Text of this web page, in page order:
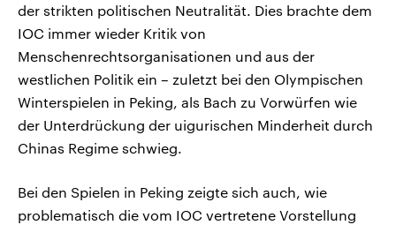
der strikten politischen Neutralität. Dies brachte dem
IOC immer wieder Kritik von
Menschenrechtsorganisationen und aus der
westlichen Politik ein – zuletzt bei den Olympischen
Winterspielen in Peking, als Bach zu Vorwürfen wie
der Unterdrückung der uigurischen Minderheit durch
Chinas Regime schwieg.
Bei den Spielen in Peking zeigte sich auch, wie
problematisch die vom IOC vertretene Vorstellung